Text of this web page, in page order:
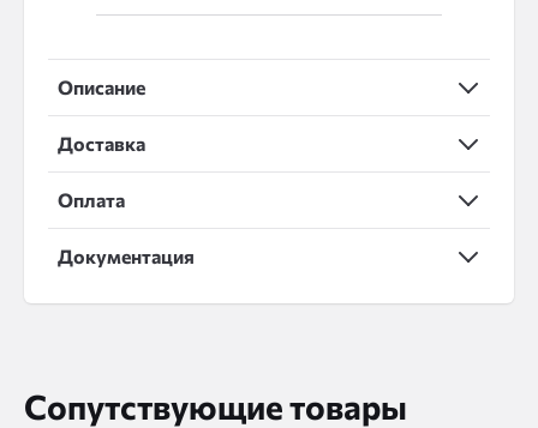
Описание
Доставка
Оплата
Документация
Сопутствующие товары